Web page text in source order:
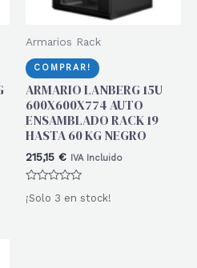
Armarios Rack
COMPRAR!
ARMARIO LANBERG 15U
600X600X774 AUTO
ENSAMBLADO RACK 19
HASTA 60 KG NEGRO
215,15 € IVA Incluido
Valorado
con
¡Solo 3 en stock!